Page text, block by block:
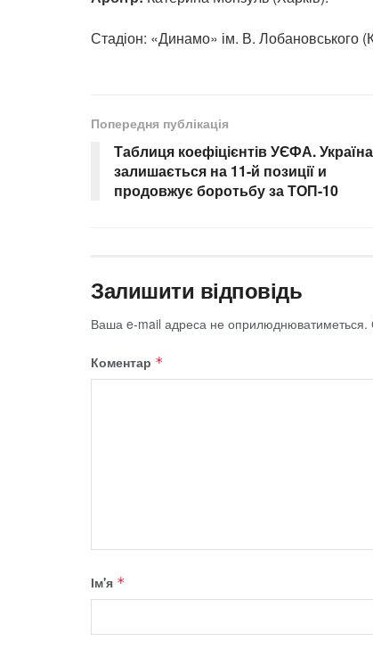
Стадіон: «Динамо» ім. В. Лобановського
Попередня публікація
Таблиця коефіцієнтів УЄФА. Україна
залишається на 11-й позиції и
продовжує боротьбу за ТОП-10
Залишити відповідь
Ваша e-mail адреса не оприлюднюватиметься.
Коментар *
Ім'я *